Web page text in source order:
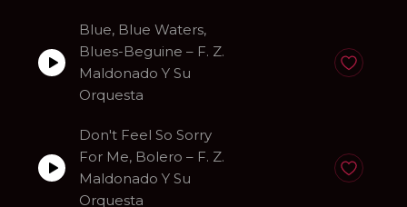
Blue, Blue Waters,
Blues-Beguine – F. Z.
Maldonado Y Su
Orquesta
Anadir a
Don't Feel So Sorry
For Me, Bolero – F. Z.
Maldonado Y Su
Orquesta
Anadir a